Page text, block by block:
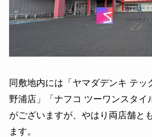
同敷地内には「ヤマダデンキ テッ
野浦店」「ナフコ ツーワンスタイ
がございますが、やはり両店舗と
ます。